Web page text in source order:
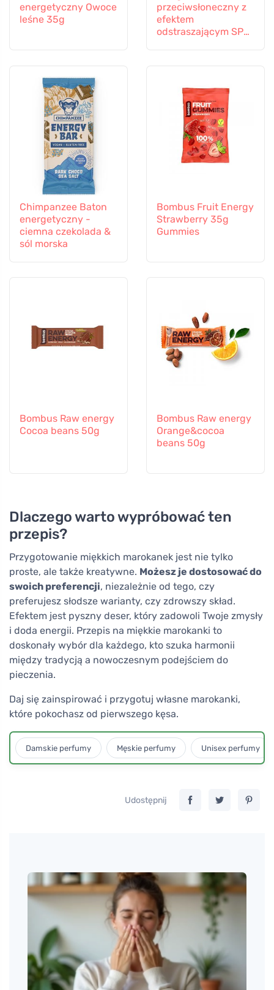
energetyczny Owoce
leśne 35g
przeciwsłoneczny z
efektem
odstraszającym SPF
Chimpanzee Baton
energetyczny -
ciemna czekolada &
sól morska
Bombus Fruit Energy
Strawberry 35g
Gummies
Bombus Raw energy
Cocoa beans 50g
Bombus Raw energy
Orange&cocoa
beans 50g
Dlaczego warto wypróbować ten
przepis?
Przygotowanie miękkich marokanek jest nie tylko
proste, ale także kreatywne. Możesz je dostosować do
swoich preferencji, niezależnie od tego, czy
preferujesz słodsze warianty, czy zdrowszy skład.
Efektem jest pyszny deser, który zadowoli Twoje zmysły
i doda energii. Przepis na miękkie marokanki to
doskonały wybór dla każdego, kto szuka harmonii
między tradycją a nowoczesnym podejściem do
pieczenia.
Daj się zainspirować i przygotuj własne marokanki,
które pokochasz od pierwszego kęsa.
Damskie perfumy Męskie perfumy Unisex perfumy
Udostępnij